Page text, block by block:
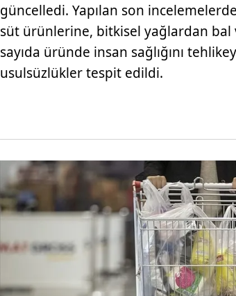
güncelledi. Yapılan son
süt ürünlerine, bitkisel yağlardan
sayıda üründe insan sağlığını
usulsüzlükler tespit edildi.